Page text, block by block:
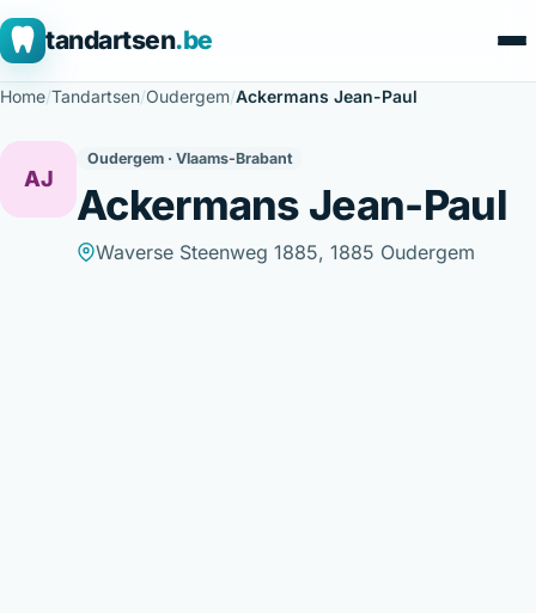
tandartsen.be
Home/Tandartsen/Oudergem/Ackermans Jean-Paul
AJ
Oudergem · Vlaams-Brabant
Ackermans Jean-Paul
Waverse Steenweg 1885, 1885 Oudergem